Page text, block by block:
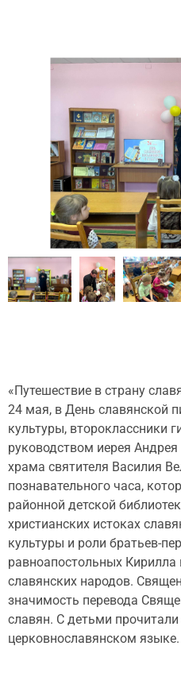
«Путешествие в страну
24 мая, в День славянской
культуры, второклассники
руководством иерея
храма святителя Василия
познавательного часа,
районной детской
христианских истоках
культуры и роли братьев-
равноапостольных
славянских народов.
значимость перевода
славян. С детьми
церковнославянском языке.